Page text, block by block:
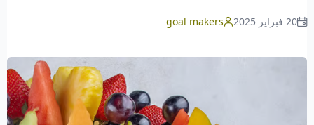
20 فبراير 2025 goal makers